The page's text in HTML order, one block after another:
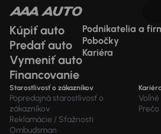
Kúpiť auto
Predať auto
Vymeniť auto
Financovanie
Podnikatelia a
Pobočky
Kariéra
Starostlivosť o zákazníkov
Popredajná starostlivosť o
zákazníkov
Reklamácie / Sťažnosti
Ombudsman